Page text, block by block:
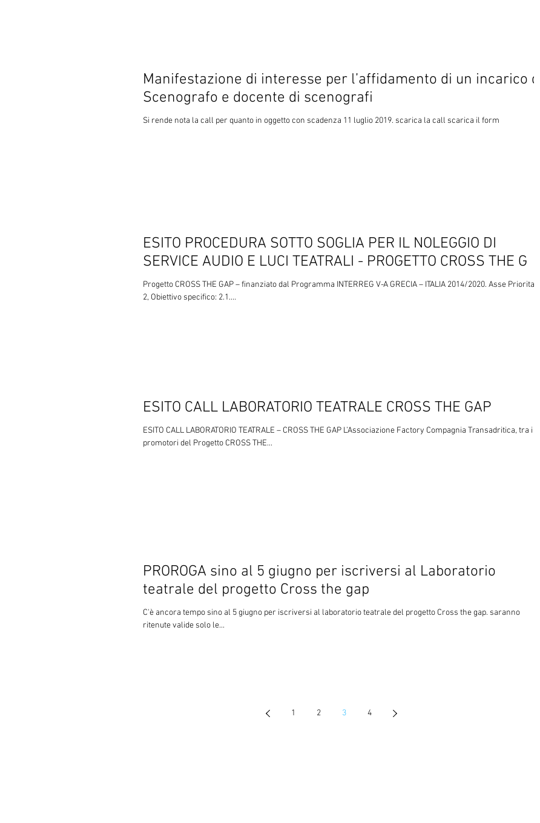
Manifestazione di interesse per l’affidamento di un incarico di
Scenografo e docente di scenografi
Si rende nota la call per quanto in oggetto con scadenza 11 luglio 2019. scarica la call scarica il form
ESITO PROCEDURA SOTTO SOGLIA PER IL NOLEGGIO DI
SERVICE AUDIO E LUCI TEATRALI - PROGETTO CROSS THE G
Progetto CROSS THE GAP – finanziato dal Programma INTERREG V-A GRECIA – ITALIA 2014/2020. Asse Prioritario
2, Obiettivo specifico: 2.1....
ESITO CALL LABORATORIO TEATRALE CROSS THE GAP
ESITO CALL LABORATORIO TEATRALE – CROSS THE GAP L’Associazione Factory Compagnia Transadritica, tra i
promotori del Progetto CROSS THE...
PROROGA sino al 5 giugno per iscriversi al Laboratorio
teatrale del progetto Cross the gap
C'è ancora tempo sino al 5 giugno per iscriversi al laboratorio teatrale del progetto Cross the gap. saranno
ritenute valide solo le...
1 2 3 4